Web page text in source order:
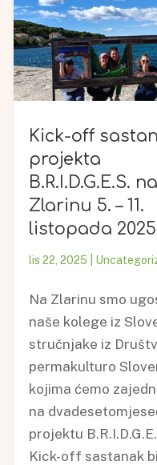
Kick-off
projekta
B.R.I.D.G.E.S. na
Zlarinu 5. – 11.
listopada
lis 22, 2025
Na Zlarinu smo
naše kolege iz
stručnjake iz
permakulturo
kojima ćemo
na
projektu
Kick-off sastanak